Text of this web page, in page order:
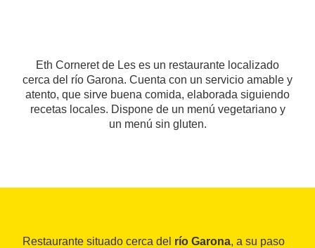
Eth Corneret de Les es un restaurante localizado
cerca del río Garona. Cuenta con un servicio amable y
atento, que sirve buena comida, elaborada siguiendo
recetas locales. Dispone de un menú vegetariano y
un menú sin gluten.
Restaurante situado cerca del río Garona, a su paso